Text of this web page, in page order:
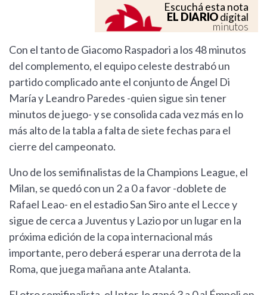
Escuchá esta nota
EL DIARIOdigital
minutos
Con el tanto de Giacomo Raspadori a los 48 minutos
del complemento, el equipo celeste destrabó un
partido complicado ante el conjunto de Ángel Di
María y Leandro Paredes -quien sigue sin tener
minutos de juego- y se consolida cada vez más en lo
más alto de la tabla a falta de siete fechas para el
cierre del campeonato.
Uno de los semifinalistas de la Champions League, el
Milan, se quedó con un 2 a 0 a favor -doblete de
Rafael Leao- en el estadio San Siro ante el Lecce y
sigue de cerca a Juventus y Lazio por un lugar en la
próxima edición de la copa internacional más
importante, pero deberá esperar una derrota de la
Roma, que juega mañana ante Atalanta.